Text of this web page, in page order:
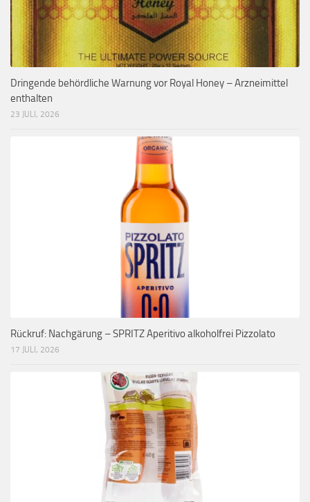
Dringende behördliche Warnung vor Royal Honey – Arzneimittel
enthalten
23 JULI, 2026
Rückruf: Nachgärung – SPRITZ Aperitivo alkoholfrei Pizzolato
17 JULI, 2026